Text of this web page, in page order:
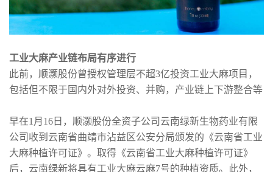
工业大麻产业链布局有序进行
此前，顺灏股份曾授权管理层不超3亿投资工业大麻项目，
包括但不限于国内外对外投资、并购，产业链上下游整合等
早在1月16日，顺灏股份全资子公司云南绿新生物药业有限
公司收到云南省曲靖市沾益区公安分局颁发的《云南省工业
大麻种植许可证》。取得《云南省工业大麻种植许可证》
后，云南绿新将具有工业大麻云麻7号的种植资质。此外，